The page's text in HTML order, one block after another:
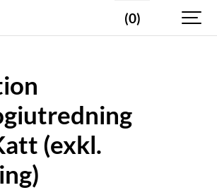
(0)
(exkl.